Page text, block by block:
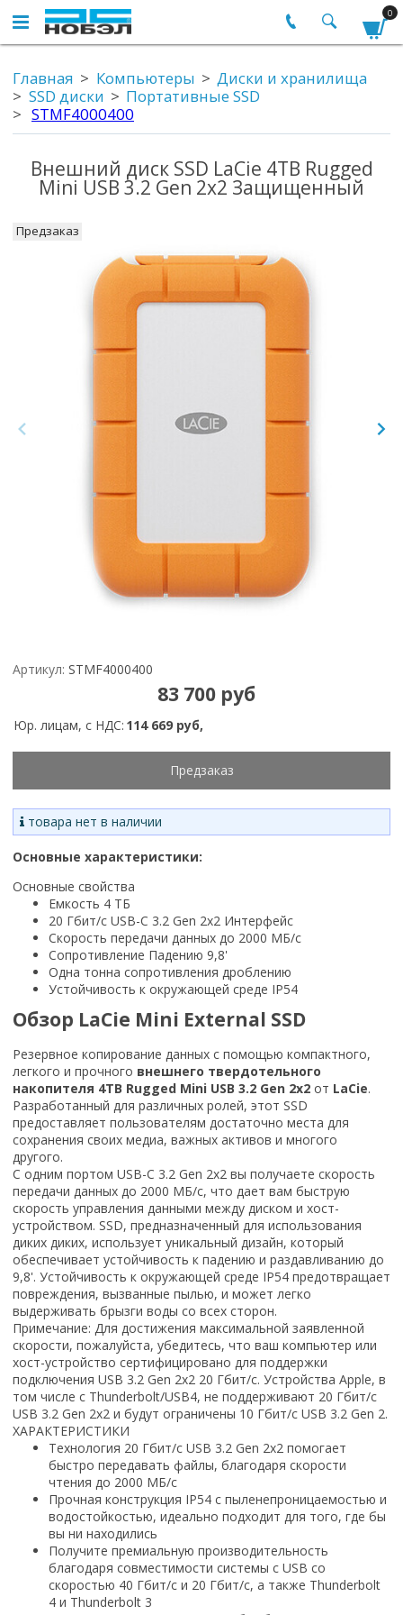
0
Главная Компьютеры
Диски и хранилища
SSD диски
Портативные SSD
STMF4000400
Внешний диск SSD LaCie 4TB Rugged
Mini USB 3.2 Gen 2x2 Защищенный
Предзаказ
Артикул: STMF4000400
83 700 руб
Юр. лицам, с НДС: 114 669 руб,
Предзаказ
товара нет в наличии
Основные характеристики:
Основные свойства
Емкость 4 ТБ
20 Гбит/с USB-C 3.2 Gen 2x2 Интерфейс
Скорость передачи данных до 2000 МБ/с
Сопротивление Падению 9,8'
Одна тонна сопротивления дроблению
Устойчивость к окружающей среде IP54
Обзор LaCie Mini External SSD
Резервное копирование данных с помощью компактного,
легкого и прочного внешнего твердотельного
накопителя 4TB Rugged Mini USB 3.2 Gen 2x2 от LaCie.
Разработанный для различных ролей, этот SSD
предоставляет пользователям достаточно места для
сохранения своих медиа, важных активов и многого
другого.
С одним портом USB-C 3.2 Gen 2x2 вы получаете скорость
передачи данных до 2000 МБ/с, что дает вам быструю
скорость управления данными между диском и хост-
устройством. SSD, предназначенный для использования
диких диких, использует уникальный дизайн, который
обеспечивает устойчивость к падению и раздавливанию до
9,8'. Устойчивость к окружающей среде IP54 предотвращает
повреждения, вызванные пылью, и может легко
выдерживать брызги воды со всех сторон.
Примечание: Для достижения максимальной заявленной
скорости, пожалуйста, убедитесь, что ваш компьютер или
хост-устройство сертифицировано для поддержки
подключения USB 3.2 Gen 2x2 20 Гбит/с. Устройства Apple, в
том числе с Thunderbolt/USB4, не поддерживают 20 Гбит/с
USB 3.2 Gen 2x2 и будут ограничены 10 Гбит/с USB 3.2 Gen 2.
ХАРАКТЕРИСТИКИ
Технология 20 Гбит/с USB 3.2 Gen 2x2 помогает
быстро передавать файлы, благодаря скорости
чтения до 2000 МБ/с
Прочная конструкция IP54 с пыленепроницаемостью и
водостойкостью, идеально подходит для того, где бы
вы ни находились
Получите премиальную производительность
благодаря совместимости системы с USB со
скоростью 40 Гбит/с и 20 Гбит/с, а также Thunderbolt
4 и Thunderbolt 3